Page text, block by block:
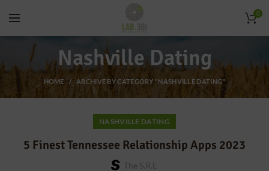
0
Nashville Dating
HOME ARCHIVE BY CATEGORY "NASHVILLE DATING"
NASHVILLE DATING
5 Finest Tennessee Relationship Apps 2023
The S.r.l